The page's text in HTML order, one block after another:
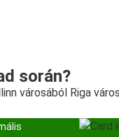
során?
városából Riga